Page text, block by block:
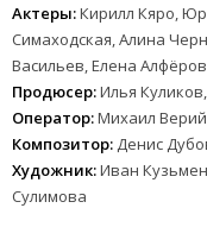
Актеры:Кирилл Кяро,
Симаходская, Алина
Васильев, Елена
Продюсер:Илья
Оператор:Михаил
Композитор: Денис
Художник:Иван
Сулимова